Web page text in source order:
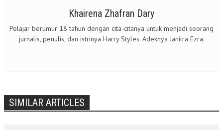
Khairena Zhafran Dary
Pelajar berumur 18 tahun dengan cita-citanya untuk menjadi seorang
jurnalis, penulis, dan istrinya Harry Styles. Adeknya Janitra Ezra.
SIMILAR ARTICLES